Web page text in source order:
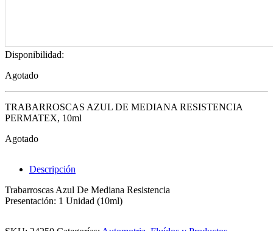
Disponibilidad:
Agotado
TRABARROSCAS AZUL DE MEDIANA RESISTENCIA
PERMATEX, 10ml
Agotado
Descripción
Trabarroscas Azul De Mediana Resistencia
Presentación: 1 Unidad (10ml)